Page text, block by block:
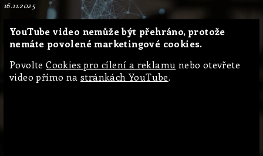
16.11.2025
YouTube video nemůže být přehráno, protože
nemáte povolené marketingové cookies.
PovolteCookies pro cílení a reklamu nebo otevřete
video přímo nastránkách YouTube.